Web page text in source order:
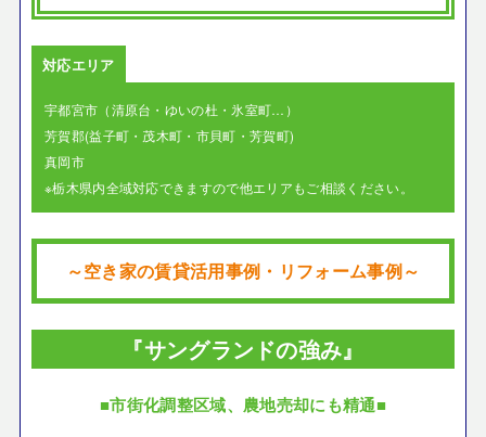
対応エリア
宇都宮市（清原台・ゆいの杜・氷室町…）
芳賀郡(益子町・茂木町・市貝町・芳賀町)
真岡市
※栃木県内全域対応できますので他エリアもご相談ください。
～空き家の賃貸活用事例・リフォーム事例～
『サングランドの強み』
■市街化調整区域、農地売却にも精通■